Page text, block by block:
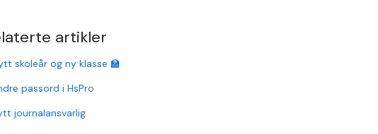
artikler
skoleår og ny klasse 🏫
passord i HsPro
journalansvarlig